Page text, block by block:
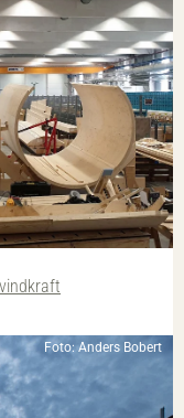
Foto: Anders Bobert